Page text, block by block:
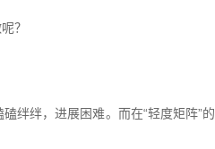
？
绊绊，进展困难。而在“轻度矩阵”的